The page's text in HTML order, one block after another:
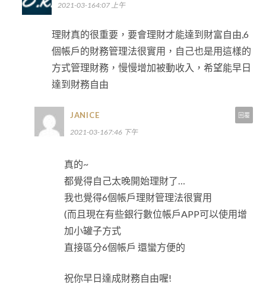
2021-03-164:07 上午
理財真的很重要，要會理財才能達到財富自由,6
個帳戶的財務管理法很實用，自己也是用這樣的
方式管理財務，慢慢增加被動收入，希望能早日
達到財務自由
JANICE
2021-03-167:46 下午
真的~
都覺得自己太晚開始理財了…
我也覺得6個帳戶理財管理法很實用
(而且現在有些銀行數位帳戶APP可以使用增
加小罐子方式
直接區分6個帳戶 還蠻方便的
祝你早日達成財務自由喔!
回覆